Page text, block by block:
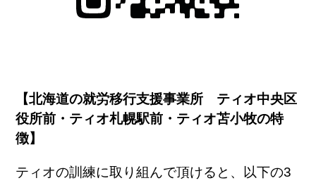
【北海道の就労移行支援事業所 ティオ中央区
役所前・ティオ札幌駅前・ティオ苫小牧の特
徴】
ティオの訓練に取り組んで頂けると、以下の3